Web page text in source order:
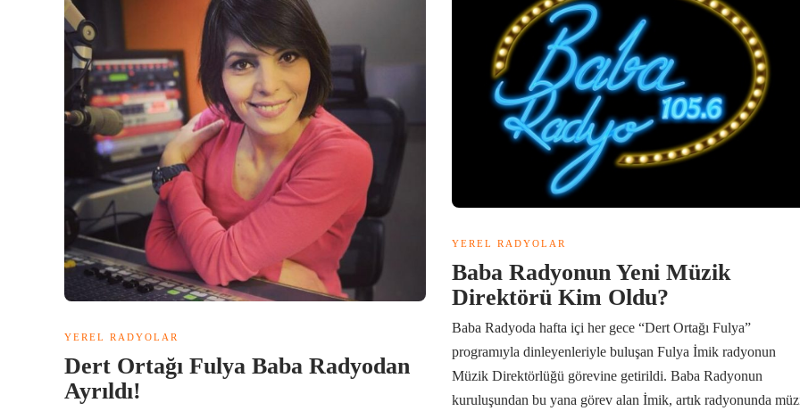
YEREL RADYOLAR
Dert Ortağı Fulya Baba Radyodan
Ayrıldı!
YEREL RADYOLAR
Baba Radyonun Yeni Müzik
Direktörü Kim Oldu?
Baba Radyoda hafta içi her gece “Dert Ortağı Fulya”
programıyla dinleyenleriyle buluşan Fulya İmik radyonun
Müzik Direktörlüğü görevine getirildi. Baba Radyonun
kuruluşundan bu yana görev alan İmik, artık radyonunda